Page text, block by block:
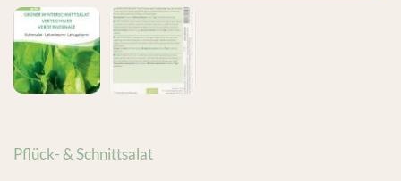
Pflück- & Schnittsalat